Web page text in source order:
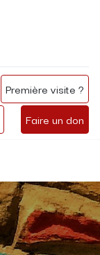
Faire un don
Première visite ?